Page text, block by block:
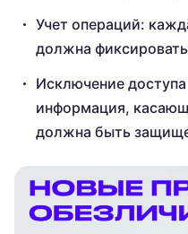
Учет операций:
должна
Исключение
информация,
должна быть